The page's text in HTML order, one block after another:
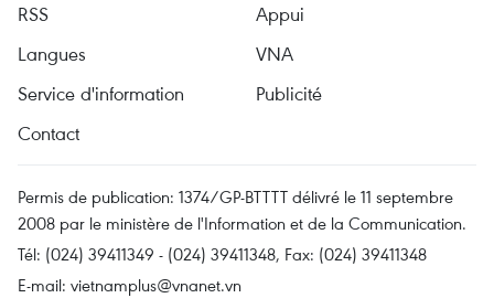
RSS
Appui
Langues
VNA
Service d'information
Publicité
Contact
Permis de publication: 1374/GP-BTTTT délivré le 11 septembre
2008 par le ministère de l'Information et de la Communication.
Tél: (024) 39411349 - (024) 39411348, Fax: (024) 39411348
E-mail: vietnamplus@vnanet.vn